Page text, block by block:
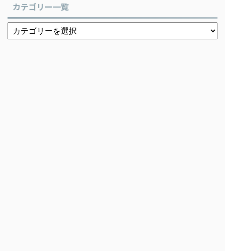
カテゴリー一覧